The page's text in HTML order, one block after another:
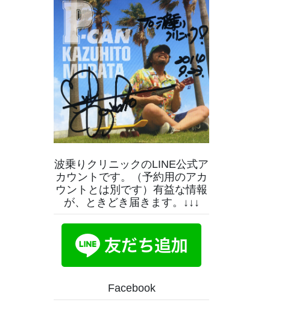
波乗りクリニックのLINE公式ア
カウントです。（予約用のアカ
ウントとは別です）有益な情報
が、ときどき届きます。↓↓↓
Facebook